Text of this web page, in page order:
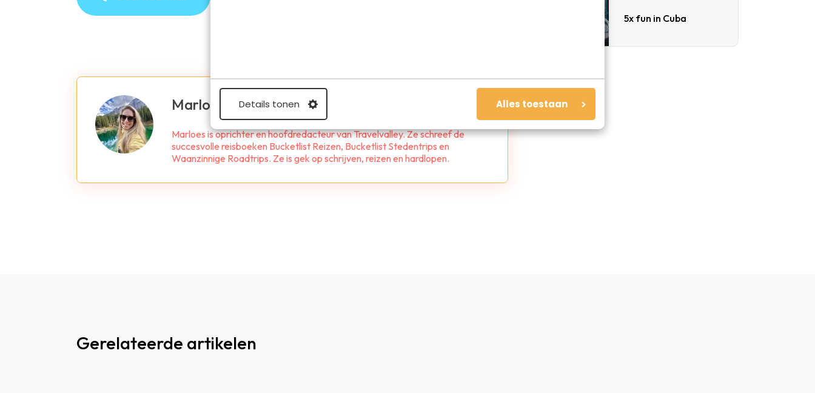
Details tonen Alles toestaan
Marloes de Hooge
Marloes is oprichter en hoofdredacteur van Travelvalley. Ze schreef de
succesvolle reisboeken Bucketlist Reizen, Bucketlist Stedentrips en
Waanzinnige Roadtrips. Ze is gek op schrijven, reizen en hardlopen.
5x fun in Cuba
Gerelateerde artikelen